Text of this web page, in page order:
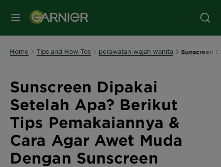
MENU
Home Tips and How-Tos perawatan wajah wanita Sunscreen
Sunscreen Dipakai
Setelah Apa? Berikut
Tips Pemakaiannya &
Cara Agar Awet Muda
Dengan Sunscreen